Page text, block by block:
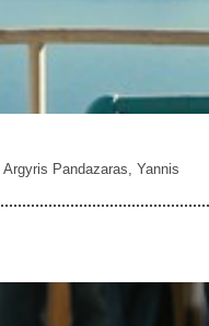
Argyris Pandazaras, Yannis